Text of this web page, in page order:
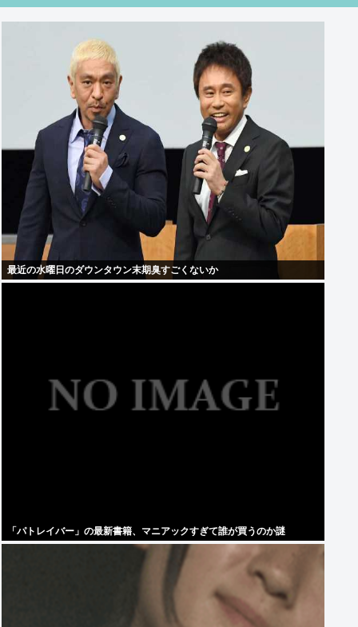
最近の水曜日のダウンタウン末期臭すごくないか
「パトレイバー」の最新書籍、マニアックすぎて誰が買うのか謎